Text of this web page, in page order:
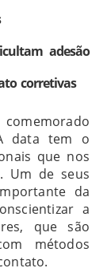
adesão
corretivas
data tem o
que nos
Um de seus
da
a
que são
métodos